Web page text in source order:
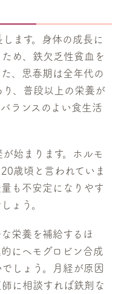
ます。身体の成長に
め、鉄欠乏性貧血を
、思春期は全年代の
、普段以上の栄養が
ランスのよい食生活
始まります。ホルモ
歳頃と言われていま
も不安定になりやす
ょう。
栄養を補給するほ
にヘモグロビン合成
しょう。月経が原因
に相談すれば鉄剤な